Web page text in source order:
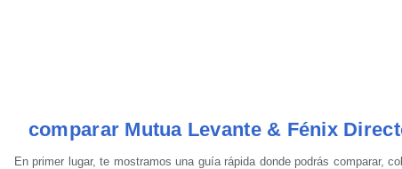
comparar Mutua Levante & Fénix
En primer lugar, te mostramos una guía rápida donde podrás comparar,